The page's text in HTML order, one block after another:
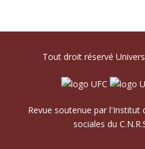
Tout droit réservé
Revue soutenue par l'Institut
sociales du